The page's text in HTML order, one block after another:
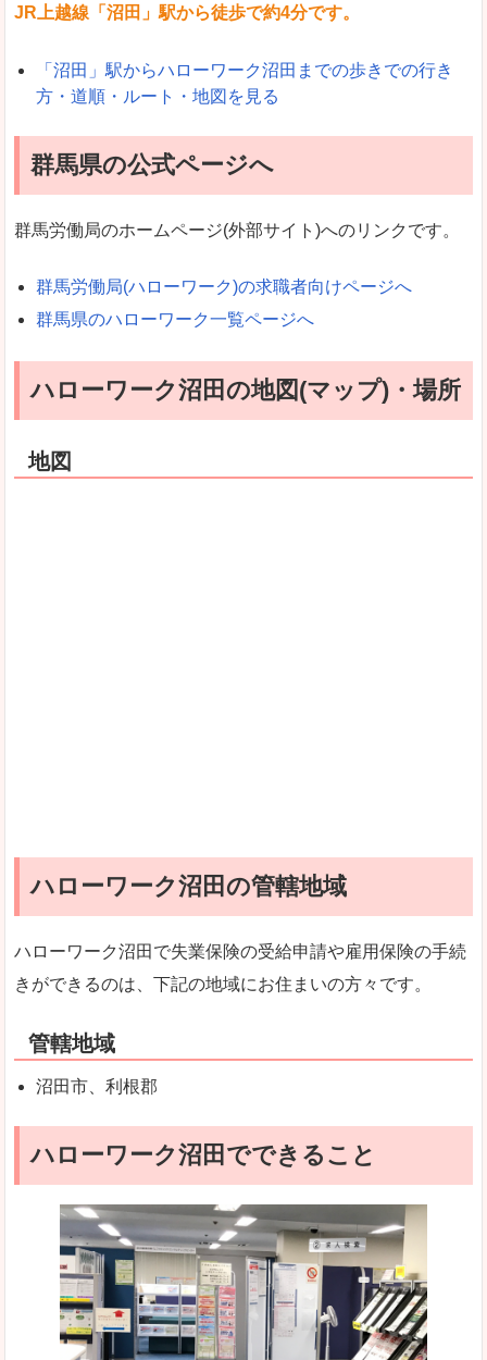
JR上越線「沼田」駅から徒歩で約4分です。
「沼田」駅からハローワーク沼田までの歩きでの行き
方・道順・ルート・地図を見る
群馬県の公式ページへ
群馬労働局のホームページ(外部サイト)へのリンクです。
群馬労働局(ハローワーク)の求職者向けページへ
群馬県のハローワーク一覧ページへ
ハローワーク沼田の地図(マップ)・場所
地図
ハローワーク沼田の管轄地域
ハローワーク沼田で失業保険の受給申請や雇用保険の手続
きができるのは、下記の地域にお住まいの方々です。
管轄地域
沼田市、利根郡
ハローワーク沼田でできること